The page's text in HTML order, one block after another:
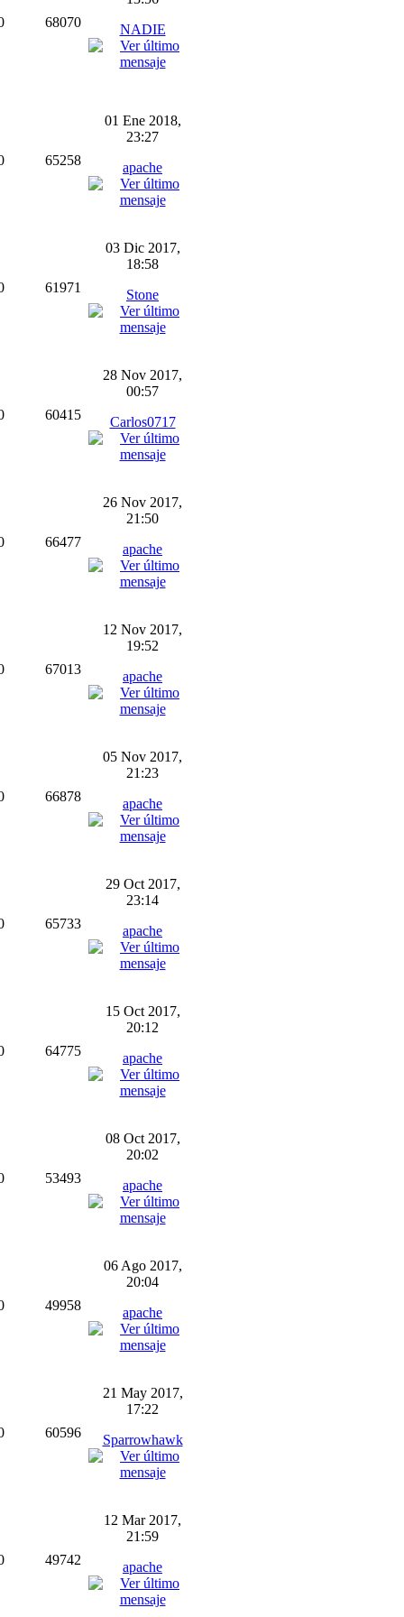
68070
NADIE
65258
01 Ene 2018,
23:27
apache
61971
03 Dic 2017,
18:58
Stone
60415
28 Nov 2017,
00:57
Carlos0717
66477
26 Nov 2017,
21:50
apache
67013
12 Nov 2017,
19:52
apache
66878
05 Nov 2017,
21:23
apache
65733
29 Oct 2017,
23:14
apache
64775
15 Oct 2017,
20:12
apache
53493
08 Oct 2017,
20:02
apache
49958
06 Ago 2017,
20:04
apache
60596
21 May 2017,
17:22
Sparrowhawk
49742
12 Mar 2017,
21:59
apache